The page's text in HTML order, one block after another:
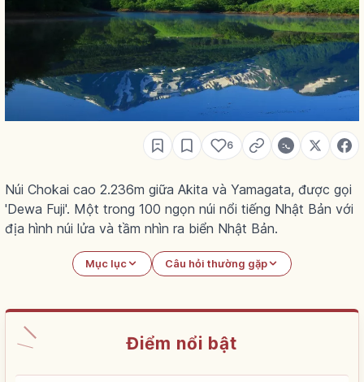
6
Núi Chokai cao 2.236m giữa Akita và Yamagata, được gọi
'Dewa Fuji'. Một trong 100 ngọn núi nổi tiếng Nhật Bản với
địa hình núi lửa và tầm nhìn ra biển Nhật Bản.
Mục lục Câu hỏi thường gặp
Điểm nổi bật